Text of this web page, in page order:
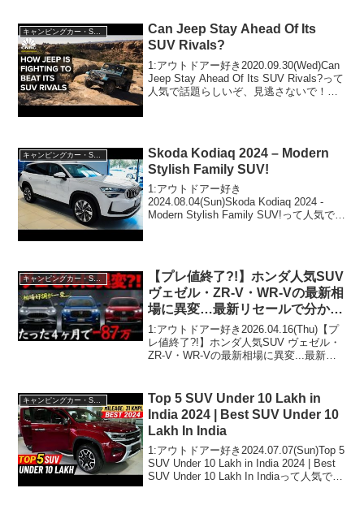
いで！！2:アウトドアー好き2023.0...
Can Jeep Stay Ahead Of Its
SUV Rivals?
1:アウトドアー好き2020.09.30(Wed)Can
Jeep Stay Ahead Of Its SUV Rivals?って
人気で話題らしいぞ、見逃さないで！！
Skoda Kodiaq 2024 – Modern
Stylish Family SUV!
1:アウトドアー好き
2024.08.04(Sun)Skoda Kodiaq 2024 -
Modern Stylish Family SUV!って人気で話
キャンピングカー・SUV人気車種
【プレ値終了?!】ホンダ人気SUV
ヴェゼル・ZR-V・WR-Vの最新相
場に異変…最新リセールで分かっ
た“損しないSUV”を中古車プロが
徹底比較！
1:アウトドアー好き2026.04.16(Thu)【プ
レ値終了?!】ホンダ人気SUV ヴェゼル・
ZR-V・WR-Vの最新相場に異変...最新リ
ぞ、見逃さないで！！...
Top 5 SUV Under 10 Lakh in
India 2024 | Best SUV Under 10
Lakh In India
1:アウトドアー好き2024.07.07(Sun)Top 5
SUV Under 10 Lakh in India 2024 | Best
SUV Under 10 Lakh In Indiaって人気で話